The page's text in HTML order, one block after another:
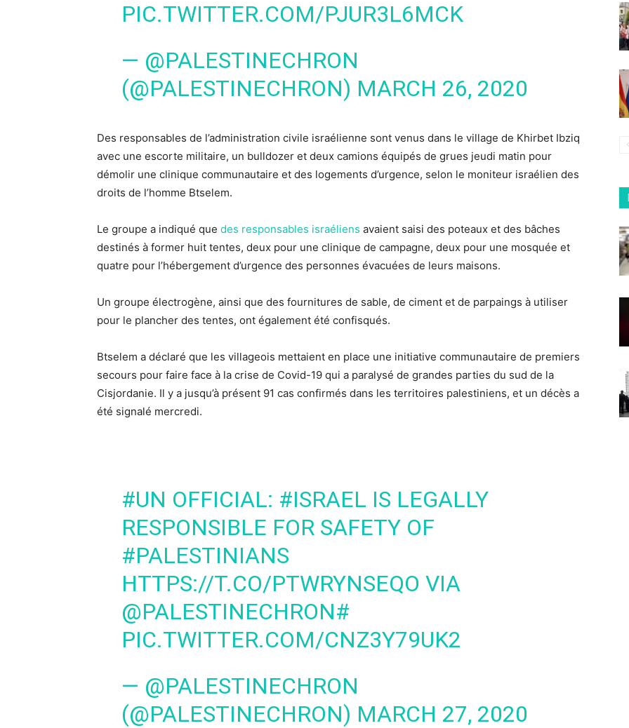
PIC.TWITTER.COM/PJUR3L6MCK
— @PALESTINECHRON
(@PALESTINECHRON) MARCH 26, 2020
Des responsables de l’administration civile israélienne sont venus dans le village de Khirbet Ibziq
avec une escorte militaire, un bulldozer et deux camions équipés de grues jeudi matin pour
démolir une clinique communautaire et des logements d’urgence, selon le moniteur israélien des
droits de l’homme Btselem.
Le groupe a indiqué que des responsables israéliens avaient saisi des poteaux et des bâches
destinés à former huit tentes, deux pour une clinique de campagne, deux pour une mosquée et
quatre pour l’hébergement d’urgence des personnes évacuées de leurs maisons.
Un groupe électrogène, ainsi que des fournitures de sable, de ciment et de parpaings à utiliser
pour le plancher des tentes, ont également été confisqués.
Btselem a déclaré que les villageois mettaient en place une initiative communautaire de premiers
secours pour faire face à la crise de Covid-19 qui a paralysé de grandes parties du sud de la
Cisjordanie. Il y a jusqu’à présent 91 cas confirmés dans les territoires palestiniens, et un décès a
été signalé mercredi.
#UN OFFICIAL: #ISRAEL IS LEGALLY
RESPONSIBLE FOR SAFETY OF
#PALESTINIANS
HTTPS://T.CO/PTWRYNSEQO VIA
@PALESTINECHRON#
PIC.TWITTER.COM/CNZ3Y79UK2
— @PALESTINECHRON
(@PALESTINECHRON) MARCH 27, 2020